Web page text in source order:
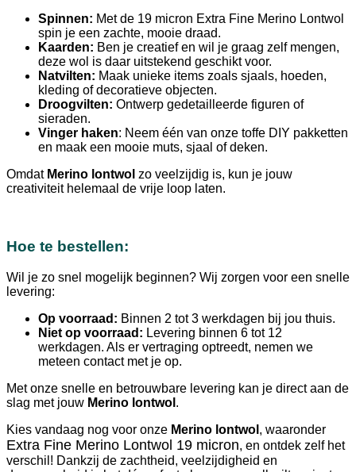
Spinnen: Met de 19 micron Extra Fine Merino Lontwol
spin je een zachte, mooie draad.
Kaarden: Ben je creatief en wil je graag zelf mengen,
deze wol is daar uitstekend geschikt voor.
Natvilten: Maak unieke items zoals sjaals, hoeden,
kleding of decoratieve objecten.
Droogvilten: Ontwerp gedetailleerde figuren of
sieraden.
Vinger haken: Neem één van onze toffe DIY pakketten
en maak een mooie muts, sjaal of deken.
Omdat Merino lontwol zo veelzijdig is, kun je jouw
creativiteit helemaal de vrije loop laten.
Hoe te bestellen:
Wil je zo snel mogelijk beginnen? Wij zorgen voor een snelle
levering:
Op voorraad: Binnen 2 tot 3 werkdagen bij jou thuis.
Niet op voorraad: Levering binnen 6 tot 12
werkdagen. Als er vertraging optreedt, nemen we
meteen contact met je op.
Met onze snelle en betrouwbare levering kan je direct aan de
slag met jouw Merino lontwol .
Kies vandaag nog voor onze Merino lontwol , waaronder
Extra Fine Merino Lontwol 19 micron, en ontdek zelf het
verschil! Dankzij de zachtheid, veelzijdigheid en